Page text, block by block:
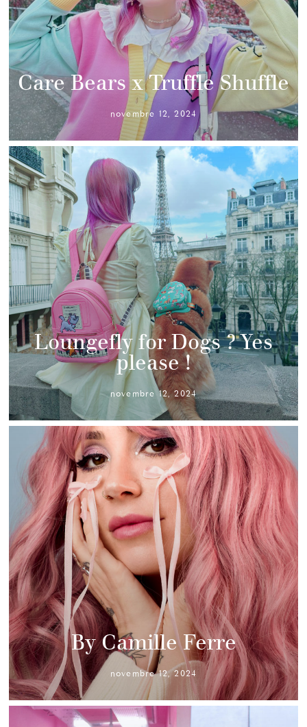
Care Bears x Truffle Shuffle
novembre 12, 2024
Loungefly for Dogs ? Yes
please !
novembre 12, 2024
By Camille Ferre
novembre 12, 2024